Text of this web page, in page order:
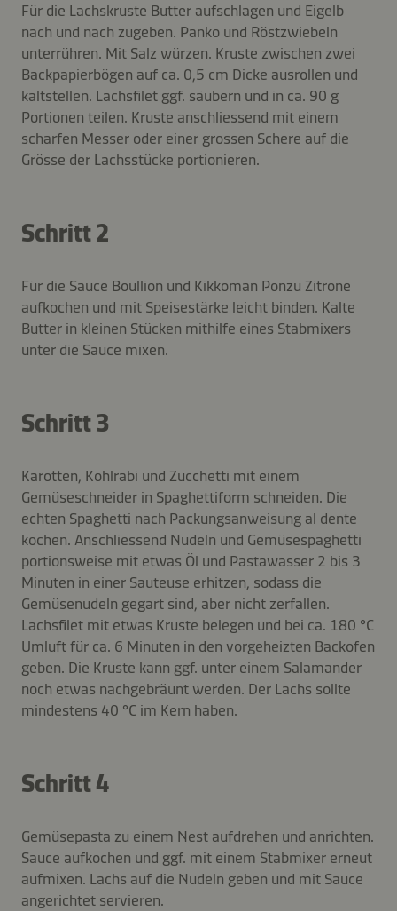
Für die Lachskruste Butter aufschlagen und Eigelb
nach und nach zugeben. Panko und Röstzwiebeln
unterrühren. Mit Salz würzen. Kruste zwischen zwei
Backpapierbögen auf ca. 0,5 cm Dicke ausrollen und
kaltstellen. Lachsfilet ggf. säubern und in ca. 90 g
Portionen teilen. Kruste anschliessend mit einem
scharfen Messer oder einer grossen Schere auf die
Grösse der Lachsstücke portionieren.
Schritt 2
Für die Sauce Boullion und Kikkoman Ponzu Zitrone
aufkochen und mit Speisestärke leicht binden. Kalte
Butter in kleinen Stücken mithilfe eines Stabmixers
unter die Sauce mixen.
Schritt 3
Karotten, Kohlrabi und Zucchetti mit einem
Gemüseschneider in Spaghettiform schneiden. Die
echten Spaghetti nach Packungsanweisung al dente
kochen. Anschliessend Nudeln und Gemüsespaghetti
portionsweise mit etwas Öl und Pastawasser 2 bis 3
Minuten in einer Sauteuse erhitzen, sodass die
Gemüsenudeln gegart sind, aber nicht zerfallen.
Lachsfilet mit etwas Kruste belegen und bei ca. 180 °C
Umluft für ca. 6 Minuten in den vorgeheizten Backofen
geben. Die Kruste kann ggf. unter einem Salamander
noch etwas nachgebräunt werden. Der Lachs sollte
mindestens 40 °C im Kern haben.
Schritt 4
Gemüsepasta zu einem Nest aufdrehen und anrichten.
Sauce aufkochen und ggf. mit einem Stabmixer erneut
aufmixen. Lachs auf die Nudeln geben und mit Sauce
angerichtet servieren.